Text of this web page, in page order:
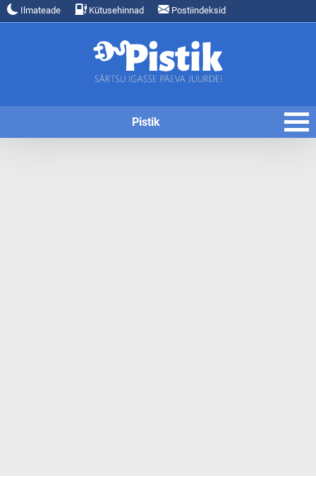
Ilmateade Kütusehinnad Postiindeksid
Pistik